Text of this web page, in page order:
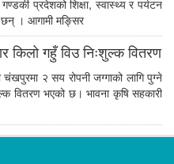
प्रदेशको शिक्षा, स्वास्थ्य र पर्यटन
छन् । आगामी मङ्सिर
किलो गहुँ विउ निःशुल्क वितरण
२ सय रोपनी जग्गाको लागि पुग्ने
वितरण भएको छ। भावना कृषि सहकारी